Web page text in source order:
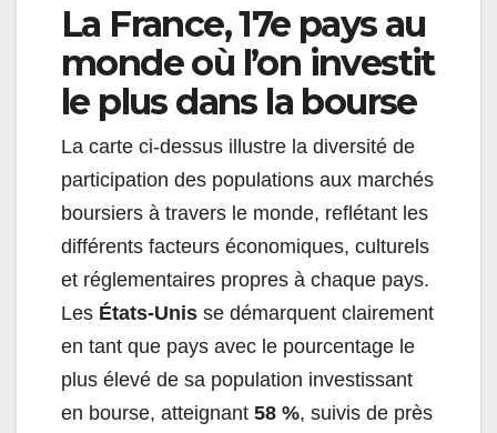
La France, 17e pays au
monde où l’on investit
le plus dans la bourse
La carte ci-dessus illustre la diversité de
participation des populations aux marchés
boursiers à travers le monde, reflétant les
différents facteurs économiques, culturels
et réglementaires propres à chaque pays.
Les États-Unis se démarquent clairement
en tant que pays avec le pourcentage le
plus élevé de sa population investissant
en bourse, atteignant 58 %, suivis de près